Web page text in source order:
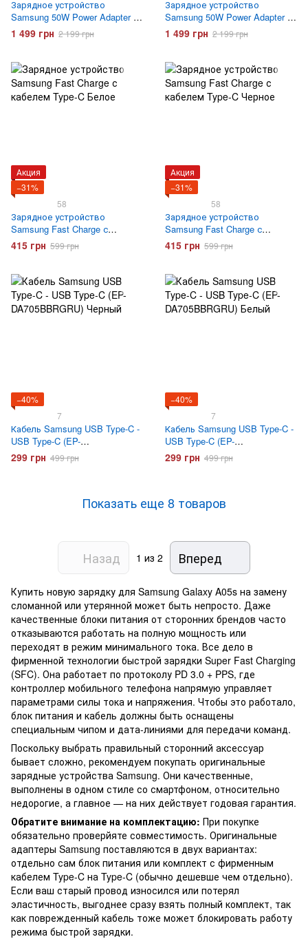
Зарядное устройство
Samsung 50W Power Adapter +
кабель Type-C to Type-C (EP-
T5020XBEGEU) Черное
1 499 грн 2 199 грн
Зарядное устройство
Samsung 50W Power Adapter +
кабель Type-C to Type-C (EP-
T5020XWEGEU) Белое
1 499 грн 2 199 грн
Акция
−31%
58
Зарядное устройство
Samsung Fast Charge с
кабелем Type-C Белое
415 грн 599 грн
Акция
−31%
58
Зарядное устройство
Samsung Fast Charge с
кабелем Type-C Черное
415 грн 599 грн
−40%
7
Кабель Samsung USB Type-C -
USB Type-C (EP-
DA705BBRGRU) Черный
299 грн 499 грн
−40%
7
Кабель Samsung USB Type-C -
USB Type-C (EP-
DA705BBRGRU) Белый
299 грн 499 грн
Показать еще 8 товаров
Назад 1 из 2 Вперед
Купить новую зарядку для Samsung Galaxy A05s на замену
сломанной или утерянной может быть непросто. Даже
качественные блоки питания от сторонних брендов часто
отказываются работать на полную мощность или
переходят в режим минимального тока. Все дело в
фирменной технологии быстрой зарядки Super Fast Charging
(SFC). Она работает по протоколу PD 3.0 + PPS, где
контроллер мобильного телефона напрямую управляет
параметрами силы тока и напряжения. Чтобы это работало,
блок питания и кабель должны быть оснащены
специальным чипом и дата-линиями для передачи команд.
Поскольку выбрать правильный сторонний аксессуар
бывает сложно, рекомендуем покупать оригинальные
зарядные устройства Samsung. Они качественные,
выполнены в одном стиле со смартфоном, относительно
недорогие, а главное — на них действует годовая гарантия.
Обратите внимание на комплектацию: При покупке
обязательно проверйяте совместимость. Оригинальные
адаптеры Samsung поставляются в двух вариантах:
отдельно сам блок питания или комплект с фирменным
кабелем Type-C на Type-C (обычно дешевше чем отдельно).
Если ваш старый провод износился или потерял
эластичность, выгоднее сразу взять полный комплект, так
как поврежденный кабель тоже может блокировать работу
режима быстрой зарядки.